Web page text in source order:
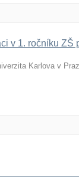
v 1. ročníku ZŠ
Karlova v